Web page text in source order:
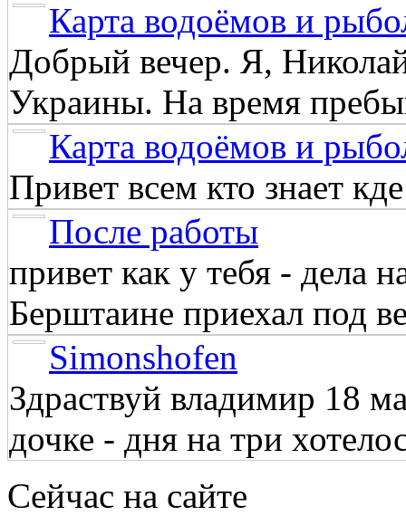
Карта водоёмов и
Добрый вечер. Я,
Украины. На время
Карта водоёмов и
Привет всем кто знает
После работы
привет как у тебя - дела
Берштаине приехал под
Simonshofen
Здраствуй владимир 18
дочке - дня на три
Сейчас на сайте